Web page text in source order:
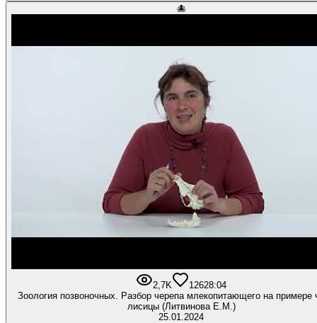
🐙
2,7K 12628:04
Зоология позвоночных. Разбор черепа млекопитающего на примере
лисицы (Литвинова Е.М.)
25.01.2024